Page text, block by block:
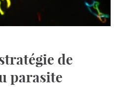
de
parasite